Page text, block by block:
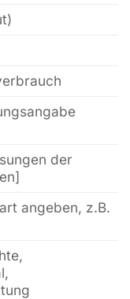
der
angeben, z.B.